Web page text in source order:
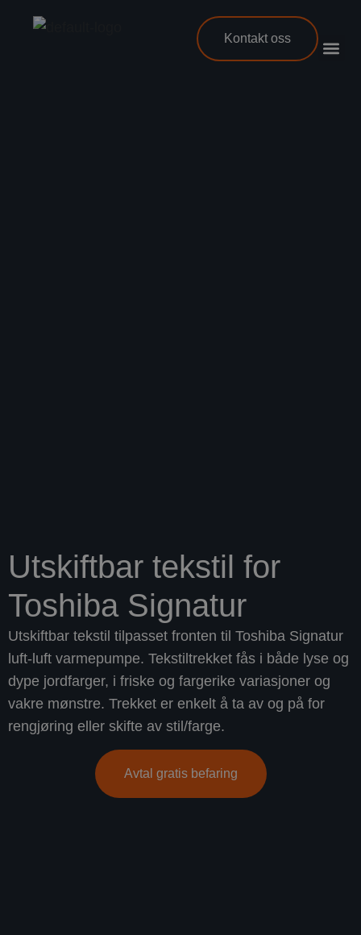
Kontakt oss
Utskiftbar tekstil for
Toshiba Signatur
Utskiftbar tekstil tilpasset fronten til Toshiba Signatur
luft-luft varmepumpe. Tekstiltrekket fås i både lyse og
dype jordfarger, i friske og fargerike variasjoner og
vakre mønstre. Trekket er enkelt å ta av og på for
rengjøring eller skifte av stil/farge.
Avtal gratis befaring